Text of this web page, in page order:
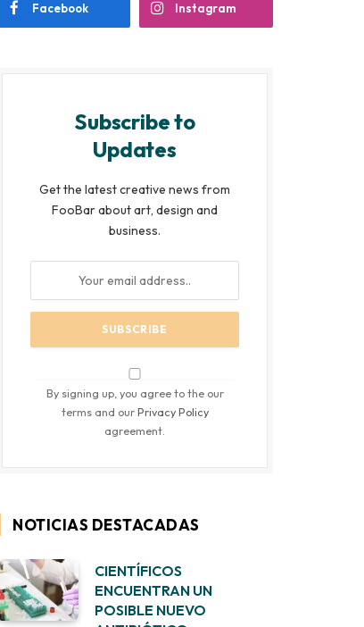
Facebook Instagram
Subscribe to
Updates
Get the latest creative news from
FooBar about art, design and
business.
By signing up, you agree to the our
terms and ourPrivacy Policy
agreement.
NOTICIAS DESTACADAS
CIENTÍFICOS
ENCUENTRAN UN
POSIBLE NUEVO